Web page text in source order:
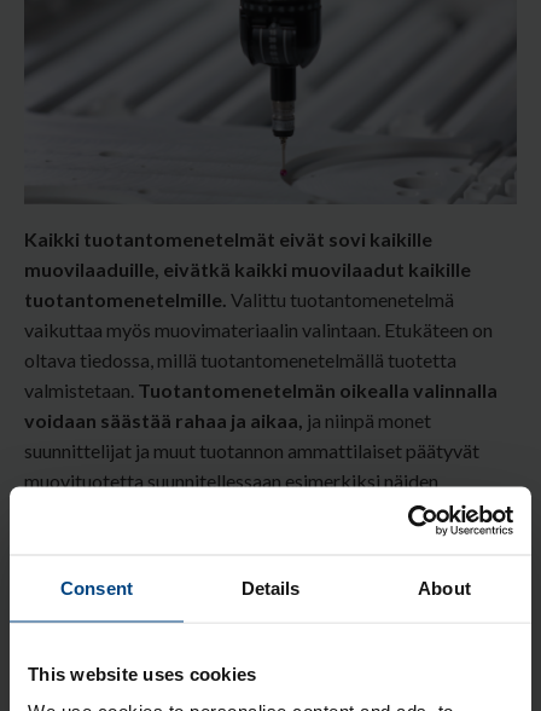
Consent Details About
This website uses cookies
Kaikki tuotantomenetelmät eivät sovi kaikille
muovilaaduille, eivätkä kaikki muovilaadut kaikille
tuotantomenetelmille. Valittu tuotantomenetelmä
vaikuttaa myös muovimateriaalin valintaan. Etukäteen on
oltava tiedossa, millä tuotantomenetelmällä tuotetta
valmistetaan. Tuotantomenetelmän oikealla valinnalla
voidaan säästää rahaa ja aikaa, ja niinpä monet
suunnittelijat ja muut tuotannon ammattilaiset päätyvät
muovituotetta suunnitellessaan esimerkiksi näiden
Aiheet:Muovin koneistus